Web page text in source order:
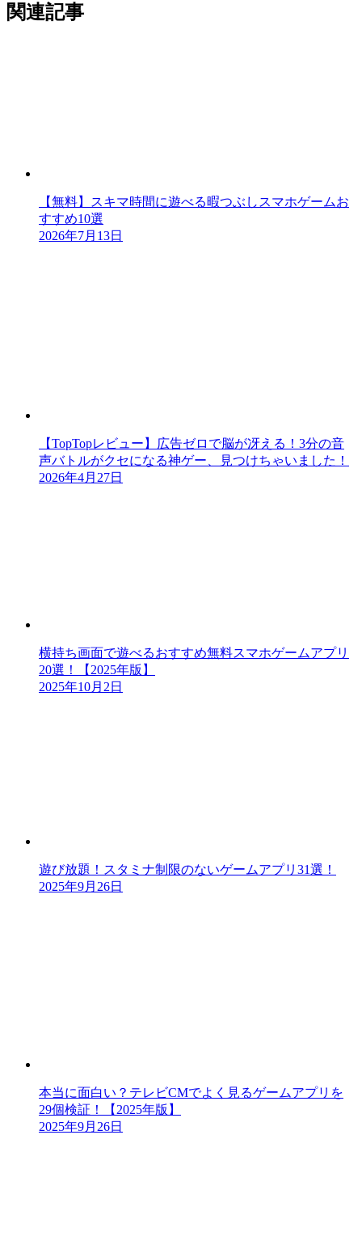
関連記事
【無料】スキマ時間に遊べる暇つぶしスマホゲームお
すすめ10選
2026年7月13日
【TopTopレビュー】広告ゼロで脳が冴える！3分の音
声バトルがクセになる神ゲー、見つけちゃいました！
2026年4月27日
横持ち画面で遊べるおすすめ無料スマホゲームアプリ
20選！【2025年版】
2025年10月2日
遊び放題！スタミナ制限のないゲームアプリ31選！
2025年9月26日
本当に面白い？テレビCMでよく見るゲームアプリを
29個検証！【2025年版】
2025年9月26日